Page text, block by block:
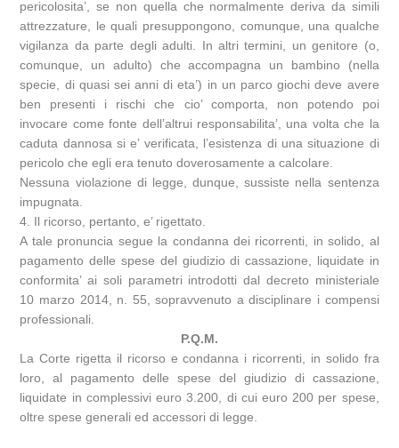
pericolosita’, se non quella che normalmente deriva da simili
attrezzature, le quali presuppongono, comunque, una qualche
vigilanza da parte degli adulti. In altri termini, un genitore (o,
comunque, un adulto) che accompagna un bambino (nella
specie, di quasi sei anni di eta’) in un parco giochi deve avere
ben presenti i rischi che cio’ comporta, non potendo poi
invocare come fonte dell’altrui responsabilita’, una volta che la
caduta dannosa si e’ verificata, l’esistenza di una situazione di
pericolo che egli era tenuto doverosamente a calcolare.
Nessuna violazione di legge, dunque, sussiste nella sentenza
impugnata.
4. Il ricorso, pertanto, e’ rigettato.
A tale pronuncia segue la condanna dei ricorrenti, in solido, al
pagamento delle spese del giudizio di cassazione, liquidate in
conformita’ ai soli parametri introdotti dal decreto ministeriale
10 marzo 2014, n. 55, sopravvenuto a disciplinare i compensi
professionali.
P.Q.M.
La Corte rigetta il ricorso e condanna i ricorrenti, in solido fra
loro, al pagamento delle spese del giudizio di cassazione,
liquidate in complessivi euro 3.200, di cui euro 200 per spese,
oltre spese generali ed accessori di legge.